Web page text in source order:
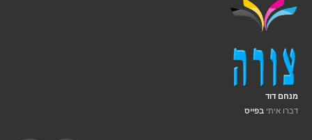
מנחם דוד
דברו איתי בפייס